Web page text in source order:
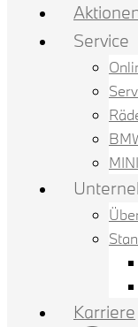
Service
Karriere